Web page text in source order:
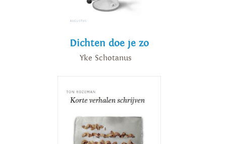
Dichten doe je zo
Yke Schotanus